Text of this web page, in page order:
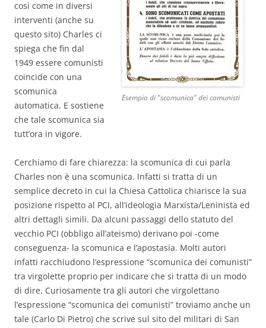
Esempio di "scomunica" dei comunisti
così come in diversi
interventi (anche su
questo sito) Charles ci
spiega che fin dal
1949 essere comunisti
coincide con una
scomunica
automatica. E sostiene
che tale scomunica sia
tutt’ora in vigore.
Cerchiamo di fare chiarezza: la scomunica di cui parla
Charles non è una scomunica. Infatti si tratta di un
semplice decreto in cui la Chiesa Cattolica chiarisce la sua
posizione rispetto al PCI, all’ideologia Marxista/Leninista ed
altri dettagli simili. Da alcuni passaggi dello statuto del
vecchio PCI (obbligo all’ateismo) derivano poi -come
conseguenza- la scomunica e l’apostasia. Molti autori
infatti racchiudono l’espressione “scomunica dei comunisti”
tra virgolette proprio per indicare che si tratta di un modo
di dire. Curiosamente tra gli autori che virgolettano
l’espressione “scomunica dei comunisti” troviamo anche un
tale (Carlo Di Pietro) che scrive sul sito del militari di San